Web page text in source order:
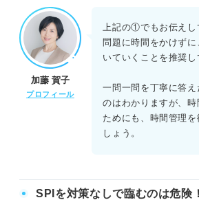
SPIをマスターしましょう。
加藤 賀子
プロフィール
上記の①でもお伝えし
問題に時間をかけず
いていくことを推奨し
一問一問を丁寧に答
のはわかりますが、
ためにも、時間管理を
しょう。
SPIを対策なしで臨むのは危険！